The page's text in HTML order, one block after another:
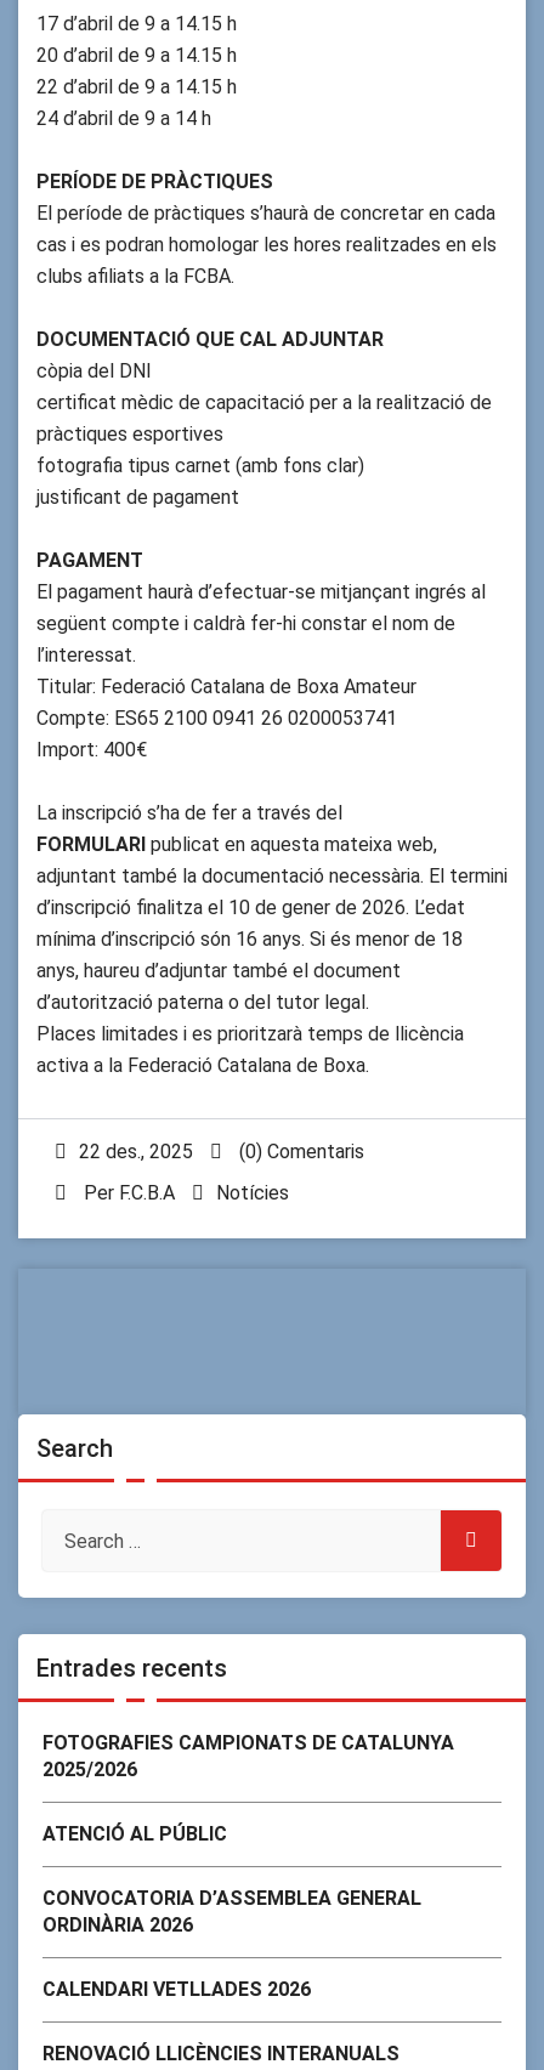
17 d’abril de 9 a 14.15 h
20 d’abril de 9 a 14.15 h
22 d’abril de 9 a 14.15 h
24 d’abril de 9 a 14 h
PERÍODE DE PRÀCTIQUES
El període de pràctiques s’haurà de concretar en cada
cas i es podran homologar les hores realitzades en els
clubs afiliats a la FCBA.
DOCUMENTACIÓ QUE CAL ADJUNTAR
còpia del DNI
certificat mèdic de capacitació per a la realització de
pràctiques esportives
fotografia tipus carnet (amb fons clar)
justificant de pagament
PAGAMENT
El pagament haurà d’efectuar-se mitjançant ingrés al
següent compte i caldrà fer-hi constar el nom de
l’interessat.
Titular: Federació Catalana de Boxa Amateur
Compte: ES65 2100 0941 26 0200053741
Import: 400€
La inscripció s’ha de fer a través del
FORMULARI publicat en aquesta mateixa web,
adjuntant també la documentació necessària. El termini
d’inscripció finalitza el 10 de gener de 2026. L’edat
mínima d’inscripció són 16 anys. Si és menor de 18
anys, haureu d’adjuntar també el document
d’autorització paterna o del tutor legal.
Places limitades i es prioritzarà temps de llicència
activa a la Federació Catalana de Boxa.
22 des., 2025
(0) Comentaris
Per F.C.B.A Notícies
Search
Entrades recents
FOTOGRAFIES CAMPIONATS DE CATALUNYA
2025/2026
ATENCIÓ AL PÚBLIC
CONVOCATORIA D’ASSEMBLEA GENERAL
ORDINÀRIA 2026
CALENDARI VETLLADES 2026
RENOVACIÓ LLICÈNCIES INTERANUALS